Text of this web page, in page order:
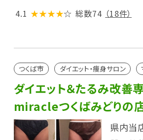
4.1 ★★★★☆ 総数74 （18件）
つくば市 ダイエット・痩身サロン
ダイエット＆たるみ改善
miracleつくばみどりの
県内当